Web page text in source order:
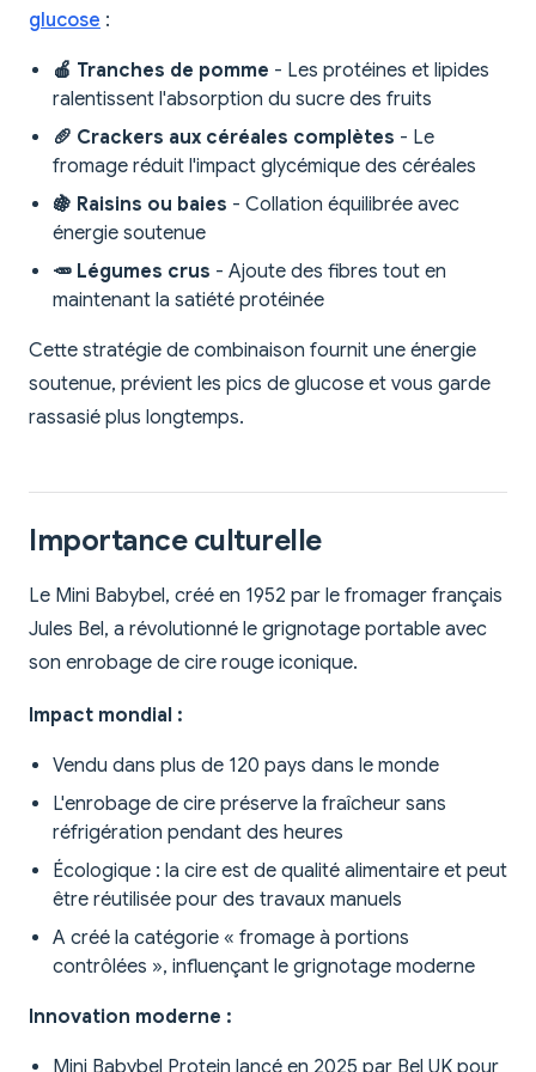
glucose :
🍎 Tranches de pomme - Les protéines et lipides
ralentissent l'absorption du sucre des fruits
🥖 Crackers aux céréales complètes - Le
fromage réduit l'impact glycémique des céréales
🍇 Raisins ou baies - Collation équilibrée avec
énergie soutenue
🥕 Légumes crus - Ajoute des fibres tout en
maintenant la satiété protéinée
Cette stratégie de combinaison fournit une énergie
soutenue, prévient les pics de glucose et vous garde
rassasié plus longtemps.
Importance culturelle
Le Mini Babybel, créé en 1952 par le fromager français
Jules Bel, a révolutionné le grignotage portable avec
son enrobage de cire rouge iconique.
Impact mondial :
Vendu dans plus de 120 pays dans le monde
L'enrobage de cire préserve la fraîcheur sans
réfrigération pendant des heures
Écologique : la cire est de qualité alimentaire et peut
être réutilisée pour des travaux manuels
A créé la catégorie « fromage à portions
contrôlées », influençant le grignotage moderne
Innovation moderne :